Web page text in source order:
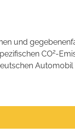
und
CO2-
Automobil